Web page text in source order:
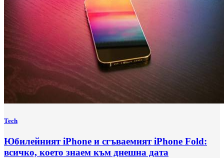
Tech
Юбилейният iPhone и сгъваемият iPhone Fold:
всичко, което знаем към днешна дата